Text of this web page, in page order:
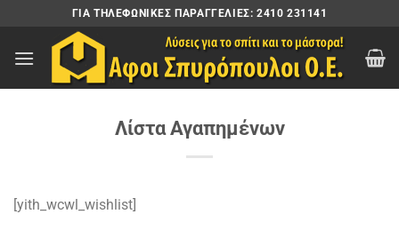
περιεχόμενο
ΓΙΑ ΤΗΛΕΦΩΝΙΚΈΣ ΠΑΡΑΓΓΕΛΊΕΣ: 2410 231141
Λίστα Αγαπημένων
[yith_wcwl_wishlist]